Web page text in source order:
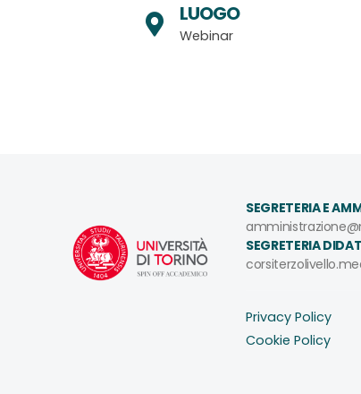
LUOGO
Webinar
SEGRETERIA E
SEGRETERIA
Privacy Policy
Cookie Policy